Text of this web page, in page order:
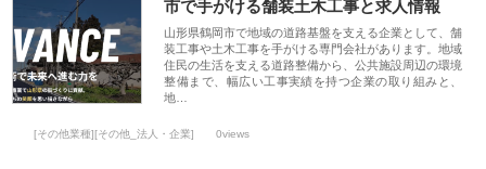
市で手がける舗装土木工事と求人情報
山形県鶴岡市で地域の道路基盤を支える企業として、舗
装工事や土木工事を手がける専門会社があります。地域
住民の生活を支える道路整備から、公共施設周辺の環境
整備まで、幅広い工事実績を持つ企業の取り組みと、
地…
[その他業種][その他_法人・企業] 0views